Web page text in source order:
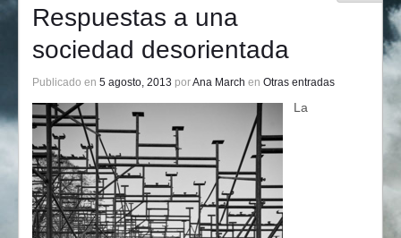
Respuestas a una
sociedad desorientada
Publicado en 5 agosto, 2013 porAna March en Otras entradas
La